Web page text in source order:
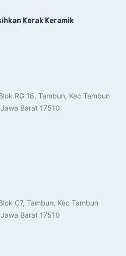
Kerak Keramik
RG 18, Tambun, Kec Tambun
Barat 17510​
C7, Tambun, Kec Tambun
Barat 17510​